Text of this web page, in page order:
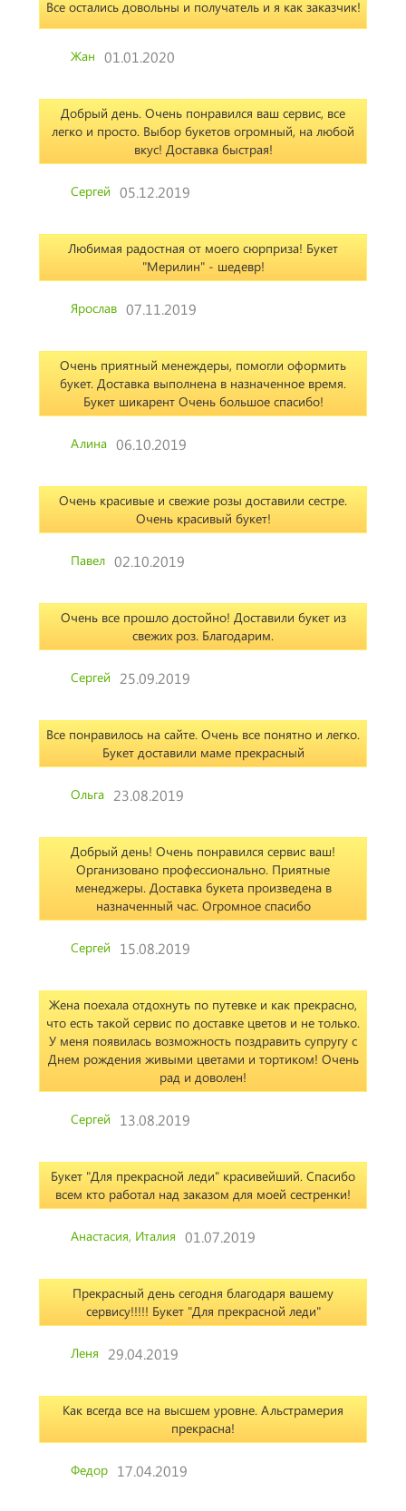
Все остались довольны и получатель и я как заказчик!
Жан 01.01.2020
Добрый день. Очень понравился ваш сервис, все
легко и просто. Выбор букетов огромный, на любой
вкус! Доставка быстрая!
Сергей 05.12.2019
Любимая радостная от моего сюрприза! Букет
"Мерилин" - шедевр!
Ярослав 07.11.2019
Очень приятный менеждеры, помогли оформить
букет. Доставка выполнена в назначенное время.
Букет шикарент Очень большое спасибо!
Алина 06.10.2019
Очень красивые и свежие розы доставили сестре.
Очень красивый букет!
Павел 02.10.2019
Очень все прошло достойно! Доставили букет из
свежих роз. Благодарим.
Сергей 25.09.2019
Все понравилось на сайте. Очень все понятно и легко.
Букет доставили маме прекрасный
Ольга 23.08.2019
Добрый день! Очень понравился сервис ваш!
Организовано профессионально. Приятные
менеджеры. Доставка букета произведена в
назначенный час. Огромное спасибо
Сергей 15.08.2019
Жена поехала отдохнуть по путевке и как прекрасно,
что есть такой сервис по доставке цветов и не только.
У меня появилась возможность поздравить супругу с
Днем рождения живыми цветами и тортиком! Очень
рад и доволен!
Сергей 13.08.2019
Букет "Для прекрасной леди" красивейший. Спасибо
всем кто работал над заказом для моей сестренки!
Анастасия, Италия 01.07.2019
Прекрасный день сегодня благодаря вашему
сервису!!!!! Букет "Для прекрасной леди"
Леня 29.04.2019
Как всегда все на высшем уровне. Альстрамерия
прекрасна!
Федор 17.04.2019